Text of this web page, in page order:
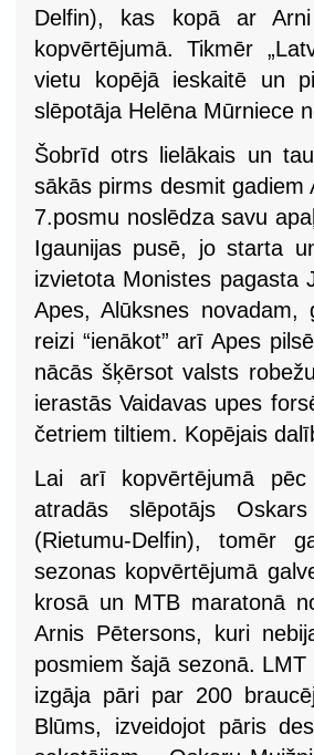
Delfin), kas kopā ar
kopvērtējumā. Tikmēr
vietu kopējā ieskaitē un
slēpotāja Helēna Mūrniece
Šobrīd otrs lielākais un
sākās pirms desmit gadiem
7.posmu noslēdza savu
Igaunijas pusē, jo starta
izvietota Monistes pagasta
Apes, Alūksnes
reizi “ienākot” arī Apes
nācās šķērsot valsts
ierastās Vaidavas upes
četriem tiltiem. Kopējais
Lai arī kopvērtējumā
atradās slēpotājs
(Rietumu-Delfin), tomēr
sezonas kopvērtējumā
krosā un MTB maratonā
Arnis Pētersons, kuri
posmiem šajā sezonā.
izgāja pāri par 200
Blūms, izveidojot pāris